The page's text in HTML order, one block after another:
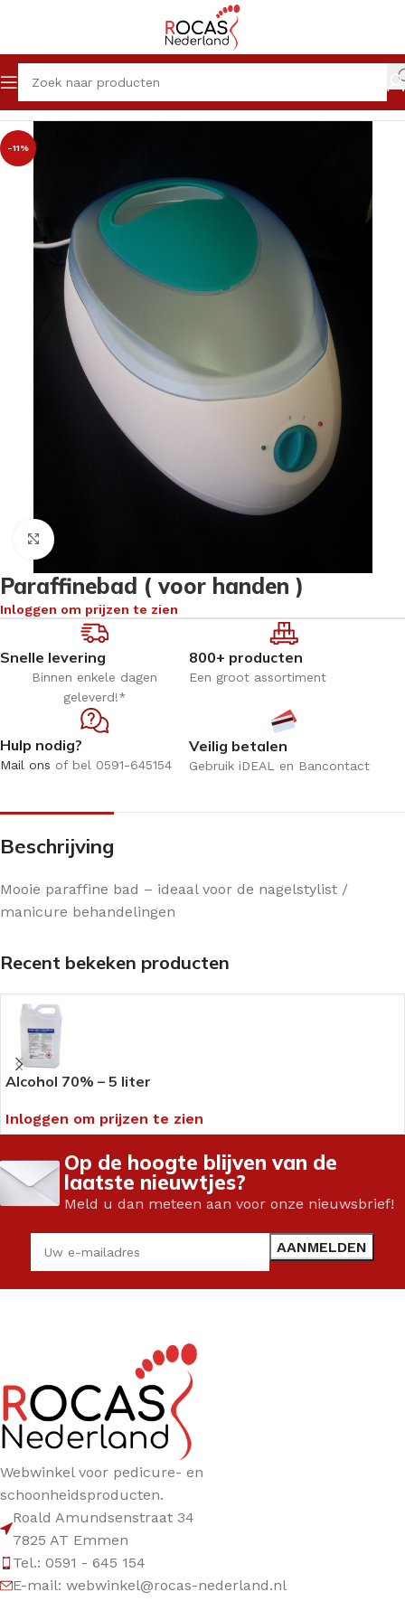
Home Winkel Pedicureproducten Paraffine
-11%
Klik om te vergroten
Paraffinebad ( voor handen )
Inloggen om prijzen te zien
Snelle levering
Binnen enkele dagen
geleverd!*
800+ producten
Een groot assortiment
Hulp nodig?
Mail ons of bel 0591-645154
Veilig betalen
Gebruik iDEAL en Bancontact
Beschrijving
Mooie paraffine bad – ideaal voor de nagelstylist /
manicure behandelingen
Recent bekeken producten
Alcohol 70% – 5 liter
Inloggen om prijzen te zien
Op de hoogte blijven van de
laatste nieuwtjes?
Meld u dan meteen aan voor onze nieuwsbrief!
Webwinkel voor pedicure- en
schoonheidsproducten.
Roald Amundsenstraat 34
7825 AT Emmen
Tel.: 0591 - 645 154
E-mail: webwinkel@rocas-nederland.nl